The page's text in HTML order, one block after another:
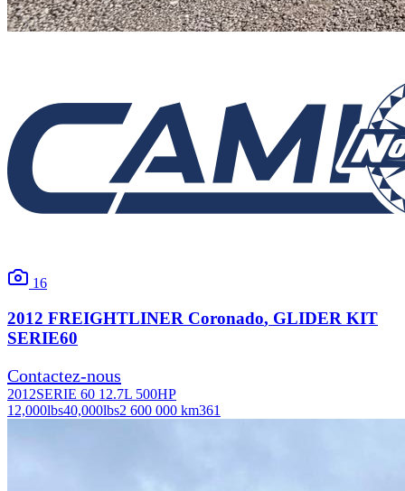
16
2012 FREIGHTLINER Coronado, GLIDER KIT
SERIE60
Contactez-nous
2012SERIE 60 12.7L 500HP
12,000lbs40,000lbs2 600 000 km361